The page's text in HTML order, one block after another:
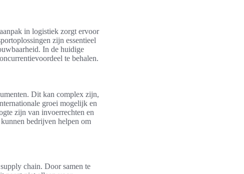
in logistiek zorgt ervoor
zijn essentieel
In de huidige
te behalen.
Dit kan complex zijn,
groei mogelijk en
zijn van invoerrechten en
bedrijven helpen om
chain. Door samen te